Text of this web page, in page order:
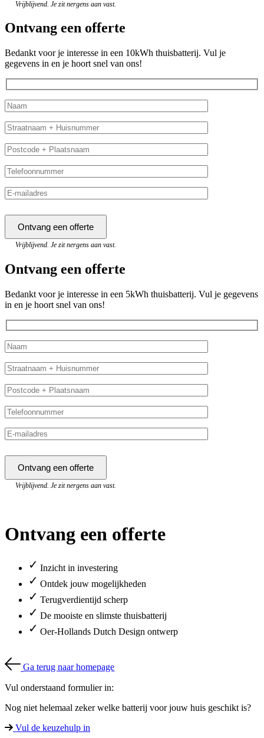
Vrijblijvend. Je zit nergens aan vast.
Ontvang een offerte
Bedankt voor je interesse in een 10kWh thuisbatterij. Vul je
gegevens in en je hoort snel van ons!
Vrijblijvend. Je zit nergens aan vast.
Ontvang een offerte
Bedankt voor je interesse in een 5kWh thuisbatterij. Vul je gegevens
in en je hoort snel van ons!
Vrijblijvend. Je zit nergens aan vast.
Ontvang een offerte
✓ Inzicht in investering
✓ Ontdek jouw mogelijkheden
✓ Terugverdientijd scherp
✓ De mooiste en slimste thuisbatterij
✓ Oer-Hollands Dutch Design ontwerp
Ga terug naar homepage
Vul onderstaand formulier in:
Nog niet helemaal zeker welke batterij voor jouw huis geschikt is?
Vul de keuzehulp in